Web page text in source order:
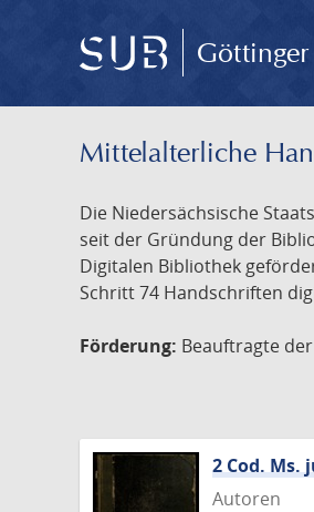
Mittelalterliche
Die Niedersächsische
seit der Gründung der
Digitalen Bibliothek
Schritt 74 Handschriften
Förderung: Beauftragte
2 Cod.
Autoren